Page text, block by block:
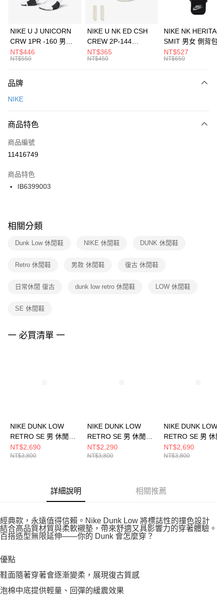
上海商業儲蓄銀行
元大商業銀行
台灣樂天信用卡公司
Apple Pay
全盈+PAY
AFTEE先享後付
【關於「AFTEE先享後付」】
便利好安心！
３．安心：先確認商品／服務後，再付款。
【「AFTEE先享後付」結帳流程】
１．於結帳方式選擇「AFTEE先享後付」後，將跳轉至「AFTEE先享後付」
２．訂單成立數日內，您將收到繳費通知簡訊。
３．收到繳費通知簡訊後14天內，點擊此簡訊中的連結，可透過四大超商／
ATM／網路銀行／等多元方式進行付款，方視為交易完成。
※ 交易是否成功請以「AFTEE先享後付 」之結帳頁面顯示為準，若有關於
是否繳費成功／繳費後需取消欲退款等相關疑問，請聯繫「AFTEE先享後付
客戶支援中心」https://netprotections.freshdesk.com/support/home
１．透過由恩沛科技股份有限公司提供之「AFTEE先享後付」服務完成之交
權轉讓予恩沛科技股份有限公司。
３．未成年的使用者請事先徵得法定代理人或監護人之同意方可使用
４．使用「AFTEE先享後付」時，將依據個別帳號之用戶狀況，依本公司即
運送方式
每筆NT$100，滿NT$1,500(含以上)免運費
宅配
每筆NT$100，滿NT$1,500(含以上)免運費
付款後門市自取
每筆NT$100，滿NT$1,500(含以上)免運費
NIKE U J UNICORN
CRW 1PR -160 男女
中統襪 FZ3393100
NT$446
NT$550
NIKE U NK ED CSH
CREW 2P-144
EMBRDY 男女 短統襪
FZ3073133
NT$365
NT$450
NIKE NK
SMIT 男女 側背
BA5871010
NT$527
NT$650
品牌
NIKE
商品特色
商品編號
11416749
商品特色
IB6399003
相關分類
Dunk Low 休閒鞋 NIKE 休閒鞋 DUNK 休閒鞋
Retro 休閒鞋 男款 休閒鞋 復古 休閒鞋
日常休閒 復古 dunk low retro 休閒鞋 LOW 休閒鞋
SE 休閒鞋
一 必買清單 一
NIKE DUNK LOW
RETRO SE 男 休閒鞋
IB6399300
NT$2,690
NT$3,800
NIKE DUNK LOW
RETRO SE 男 休閒鞋
HV5749110
NT$2,290
NT$3,800
NIKE DUNK LOW
RETRO SE 男
IB2990500
NT$2,690
NT$3,800
詳細說明 相關推薦
經典款，永遠值得信賴。Nike Dunk Low 將標誌性的撞色設計
結合高品質材質與柔軟襯墊，帶來舒適又具影響力的穿著體驗。
百搭造型無限延伸——你的 Dunk 會怎麼穿？
優點
鞋面隨著穿著會逐漸變柔，展現復古質感
泡棉中底提供輕量、回彈的緩震效果